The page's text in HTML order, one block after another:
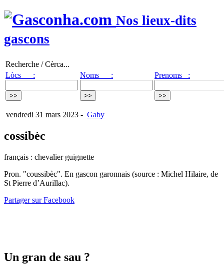
Nos lieux-dits
gascons
Recherche / Cèrca...
Lòcs :
Noms : Prenoms :
vendredi 31 mars 2023 - Gaby
cossibèc
français : chevalier guignette
Pron. "coussibèc". En gascon garonnais (source : Michel Hilaire, de
St Pierre d’Aurillac).
Partager sur Facebook
Un gran de sau ?